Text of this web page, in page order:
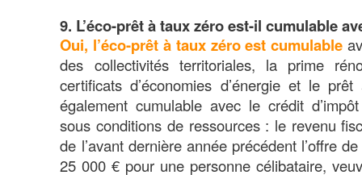
9. L’éco-prêt à taux zéro est-il cumulable
Oui, l’éco-prêt à taux zéro est cumulable
des collectivités territoriales, la prime
certificats d’économies d’énergie et le
également cumulable avec le crédit
sous conditions de ressources : le revenu
de l’avant dernière année précédent l’offre
25 000 € pour une personne célibataire,